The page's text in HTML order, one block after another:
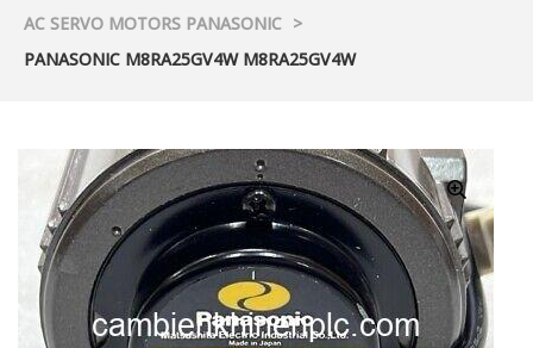
AC SERVO MOTORS PANASONIC >
PANASONIC M8RA25GV4W M8RA25GV4W